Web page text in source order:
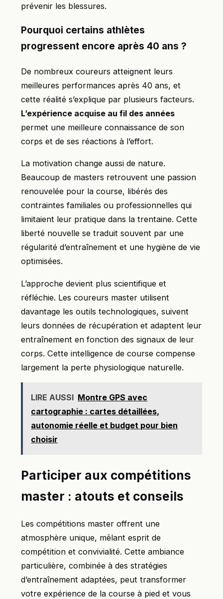
prévenir les blessures.
Pourquoi certains athlètes
progressent encore après 40 ans ?
De nombreux coureurs atteignent leurs
meilleures performances après 40 ans, et
cette réalité s’explique par plusieurs facteurs.
L’expérience acquise au fil des années
permet une meilleure connaissance de son
corps et de ses réactions à l’effort.
La motivation change aussi de nature.
Beaucoup de masters retrouvent une passion
renouvelée pour la course, libérés des
contraintes familiales ou professionnelles qui
limitaient leur pratique dans la trentaine. Cette
liberté nouvelle se traduit souvent par une
régularité d’entraînement et une hygiène de vie
optimisées.
L’approche devient plus scientifique et
réfléchie. Les coureurs master utilisent
davantage les outils technologiques, suivent
leurs données de récupération et adaptent leur
entraînement en fonction des signaux de leur
corps. Cette intelligence de course compense
largement la perte physiologique naturelle.
LIRE AUSSI Montre GPS avec
cartographie : cartes détaillées,
autonomie réelle et budget pour bien
choisir
Participer aux compétitions
master : atouts et conseils
Les compétitions master offrent une
atmosphère unique, mêlant esprit de
compétition et convivialité. Cette ambiance
particulière, combinée à des stratégies
d’entraînement adaptées, peut transformer
votre expérience de la course à pied et vous